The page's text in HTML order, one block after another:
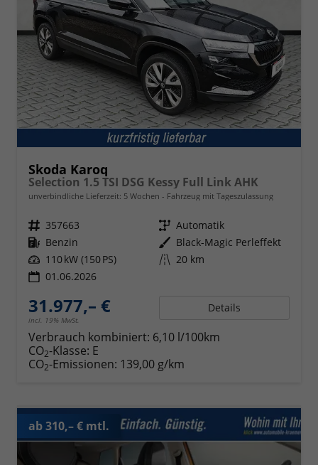
Skoda Karoq
Selection 1.5 TSI DSG Kessy Full Link AHK
unverbindliche Lieferzeit: 5 Wochen Fahrzeug mit Tageszulassung
Fahrzeugnr. 357663 Getriebe Automatik
Kraftstoff Benzin Außenfarbe Black-Magic Perleffekt
Leistung 110 kW (150 PS) Kilometerstand 20 km
01.06.2026
31.977,– €
incl. 19% MwSt.
Details
Verbrauch kombiniert: 6,10 l/100km
CO2-Klasse: E
CO2-Emissionen: 139,00 g/km
ab 310,– € mtl.